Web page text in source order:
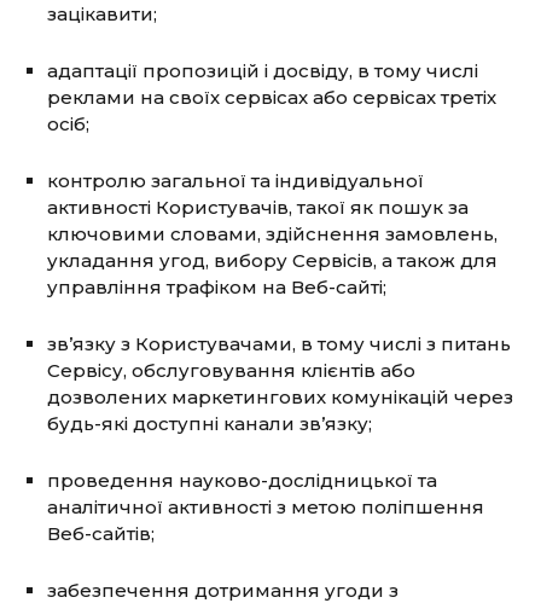
зацікавити;
адаптації пропозицій і досвіду, в тому числі
реклами на своїх сервісах або сервісах третіх
осіб;
контролю загальної та індивідуальної
активності Користувачів, такої як пошук за
ключовими словами, здійснення замовлень,
укладання угод, вибору Сервісів, а також для
управління трафіком на Веб-сайті;
зв’язку з Користувачами, в тому числі з питань
Сервісу, обслуговування клієнтів або
дозволених маркетингових комунікацій через
будь-які доступні канали зв’язку;
проведення науково-дослідницької та
аналітичної активності з метою поліпшення
Веб-сайтів;
забезпечення дотримання угоди з